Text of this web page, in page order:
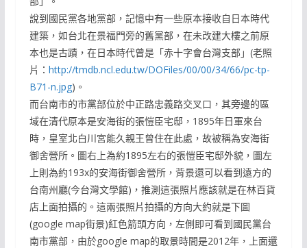
說到國民黨各地黨部，記憶中有一些原本接收自日本時代
建築，如台北在景福門旁的舊黨部，在未改建大樓之前原
本也是古蹟，在日本時代曾是「赤十字會台灣支部」(老照
片： http://tmdb.ncl.edu.tw/DOFiles/00/00/34/66/pc-tp-
B71-n.jpg)。
而台南市的市黨部位於中正路忠義路交叉口，其旁邊的區
域在清代原本是安海街的張愷臣宅邸，1895年日軍來台
時，皇室北白川宮能久親王曾住在此處，故被稱為安海街
御舍營所。圖右上為約1895左右的張愷臣宅邸外貌，圖左
上則為約193x的安海街御舍營所，背景還可以看到遠方的
台南州廳(今台灣文學館)，推測這張照片應該就是在林百貨
店上面拍攝的。這兩張照片拍攝的方向大約就是下圖
(google map街景)紅色箭頭方向，左側即可看到國民黨台
南市黨部，由於google map的取景時間是2012年，上面還